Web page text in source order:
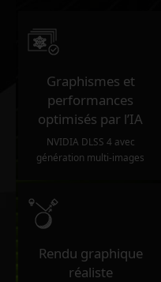
Graphismes et
performances
optimisés par l’IA
NVIDIA DLSS 4 avec
génération multi-images
Rendu graphique
réaliste